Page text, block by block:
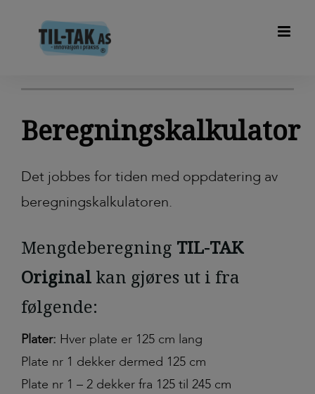
PRODUKTTYPE
Beregningskalkulator
Det jobbes for tiden med oppdatering av
beregningskalkulatoren.
Mengdeberegning TIL-TAK
Original kan gjøres ut i fra
følgende:
Plater: Hver plate er 125 cm lang
Plate nr 1 dekker dermed 125 cm
Plate nr 1 – 2 dekker fra 125 til 245 cm